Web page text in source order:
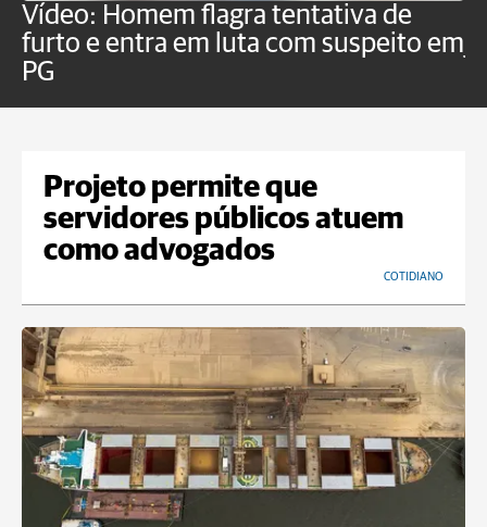
Vídeo: Homem flagra tentativa de
furto e entra em luta com suspeito em
PG
Projeto permite que
servidores públicos atuem
como advogados
COTIDIANO